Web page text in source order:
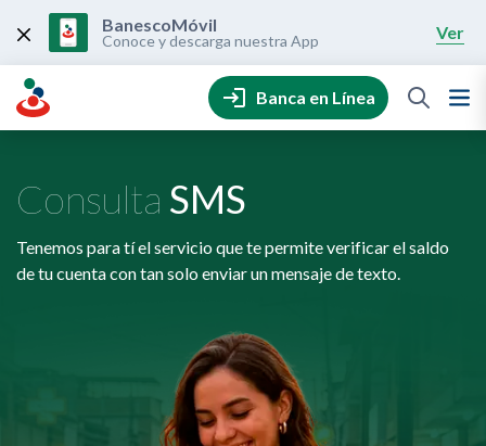
content
BanescoMóvil
Conoce y descarga nuestra App Ver
Banca en Línea
Consulta SMS
Tenemos para tí el servicio que te permite verificar el saldo
de tu cuenta con tan solo enviar un mensaje de texto.